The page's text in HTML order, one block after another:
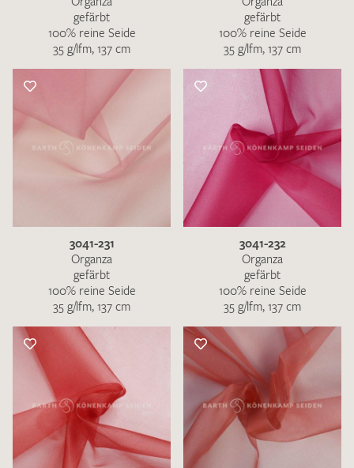
gefärbt
100% reine Seide
35 g/lfm, 137 cm
gefärbt
100% reine Seide
35 g/lfm, 137 cm
3041-231
Organza
gefärbt
100% reine Seide
35 g/lfm, 137 cm
3041-232
Organza
gefärbt
100% reine Seide
35 g/lfm, 137 cm